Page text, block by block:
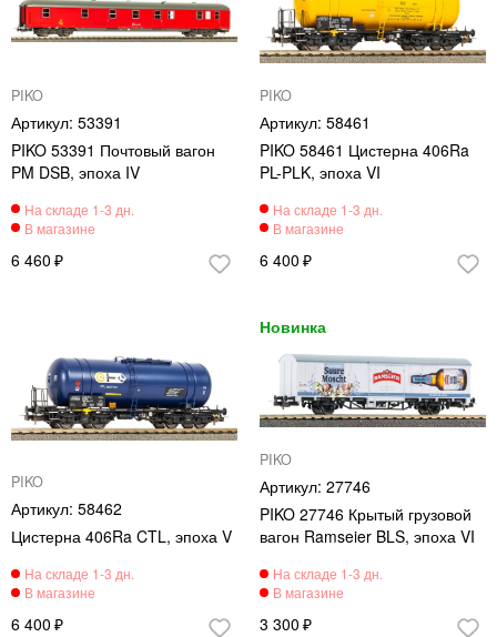
PIKO
53391
PIKO 53391 Почтовый вагон
PM DSB, эпоха IV
6 460
PIKO
58461
PIKO 58461 Цистерна 406Ra
PL-PLK, эпоха VI
6 400
PIKO
58462
Цистерна 406Ra CTL, эпоха V
6 400
PIKO
27746
PIKO 27746 Крытый грузовой
вагон Ramseier BLS, эпоха VI
3 300